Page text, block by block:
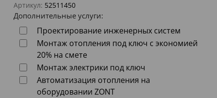
Артикул: 52511450
Дополнительные услуги:
Проектирование инженерных систем
Монтаж отопления под ключ с экономией
20% на смете
Монтаж электрики под ключ
Автоматизация отопления на
оборудовании ZONT